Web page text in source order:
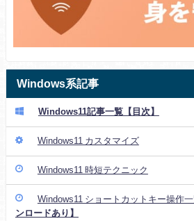
Windows系記事
Windows11記事一覧【目次】
Windows11 カスタマイズ
Windows11 時短テクニック
Windows11 ショートカットキー操
ンロードあり】